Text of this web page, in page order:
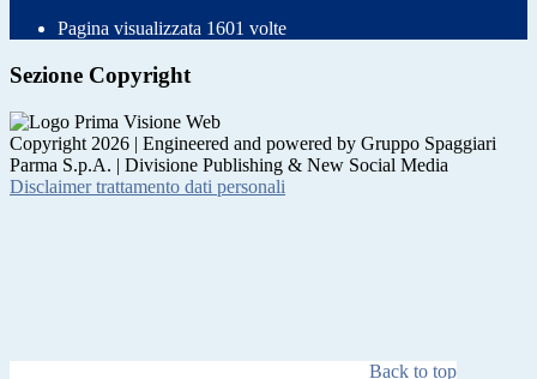
Pagina visualizzata 1601 volte
Sezione Copyright
Copyright 2026 | Engineered and powered by Gruppo Spaggiari
Parma S.p.A. | Divisione Publishing & New Social Media
Disclaimer trattamento dati personali
Back to top